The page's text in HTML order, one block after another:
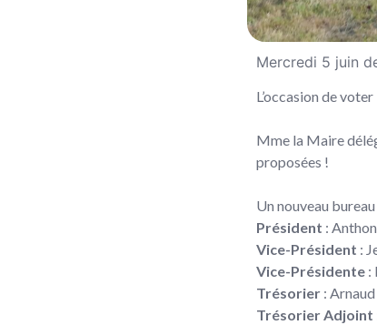
Mercredi 5 juin
L’occasion de
Mme la Maire
proposées !
Un nouveau
Président :
Vice-Président :
Vice-Présidente :
Trésorier :
Trésorier Adjoint